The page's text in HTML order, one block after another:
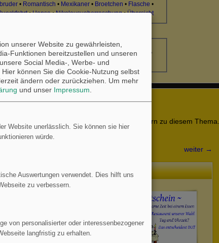
• Romantisch • Mexikaner • Broetchen • Flasche •
•Hansa•Nikolausueberraschung•Übersicht
Bier•Cocktail•Kaffee und Kuchen •Essen (2)•Pizza
•
oder Beiträge von unseren Nutzern zu diesem Thema.
weiteren Ideen.
weiter →
unserer Website zu gewährleisten,
Funktionen bereitzustellen und unseren
Social Media-, Werbe- und
können Sie die Cookie-Nutzung selbst
ändern oder zurückziehen.
Um mehr
und unser Impressum
Website unerlässlich. Sie können sie hier
würde.
Auswertungen verwendet. Dies hilft uns
zu verbessern.
von personalisierter oder interessenbezogener
langfristig zu erhalten.